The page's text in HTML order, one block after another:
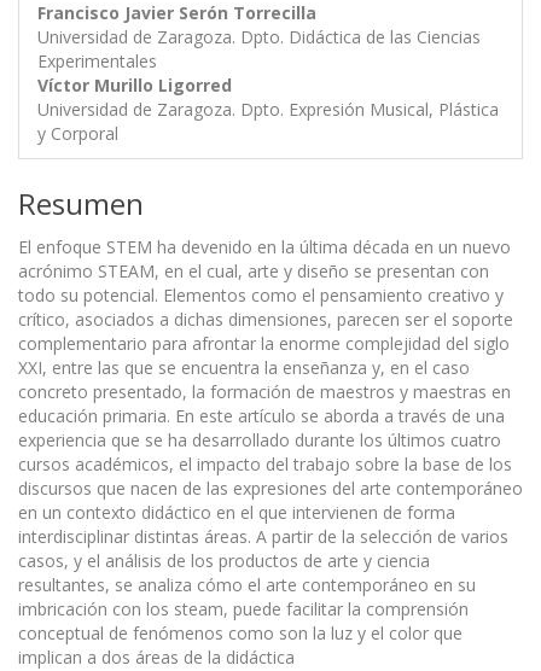
Francisco Javier Serón Torrecilla
Universidad de Zaragoza. Dpto. Didáctica de las Ciencias
Experimentales
Víctor Murillo Ligorred
Universidad de Zaragoza. Dpto. Expresión Musical, Plástica
y Corporal
Resumen
El enfoque STEM ha devenido en la última década en un nuevo
acrónimo STEAM, en el cual, arte y diseño se presentan con
todo su potencial. Elementos como el pensamiento creativo y
crítico, asociados a dichas dimensiones, parecen ser el soporte
complementario para afrontar la enorme complejidad del siglo
XXI, entre las que se encuentra la enseñanza y, en el caso
concreto presentado, la formación de maestros y maestras en
educación primaria. En este artículo se aborda a través de una
experiencia que se ha desarrollado durante los últimos cuatro
cursos académicos, el impacto del trabajo sobre la base de los
discursos que nacen de las expresiones del arte contemporáneo
en un contexto didáctico en el que intervienen de forma
interdisciplinar distintas áreas. A partir de la selección de varios
casos, y el análisis de los productos de arte y ciencia
resultantes, se analiza cómo el arte contemporáneo en su
imbricación con los steam, puede facilitar la comprensión
conceptual de fenómenos como son la luz y el color que
implican a dos áreas de la didáctica